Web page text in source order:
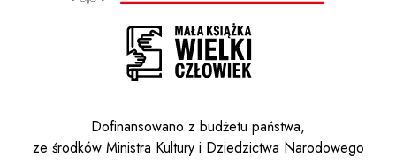
Dofinansowano z budżetu państwa,
ze środków Ministra Kultury i Dziedzictwa Narodowego